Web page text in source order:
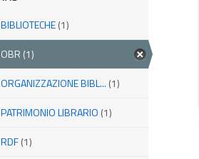
BIBLIOTECHE(1)
OBR (1)
ORGANIZZAZIONE BIBL... (1)
PATRIMONIO LIBRARIO (1)
RDF(1)